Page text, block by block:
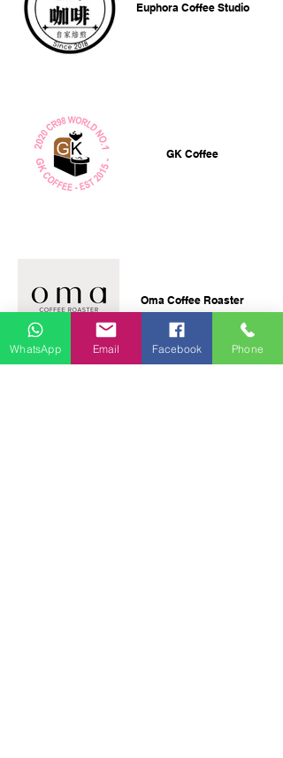
Euphora Coffee Studio
GK Coffee
Oma Coffee Roaster
WhatsApp Email Facebook Phone